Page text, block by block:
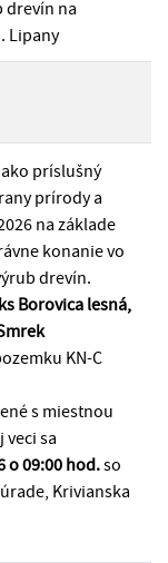
drevín na
Lipany
ako príslušný
prírody a
na základe
konanie vo
drevín.
Borovica lesná,
KN-C
s miestnou
sa
o 09:00 hod.so
Krivianska